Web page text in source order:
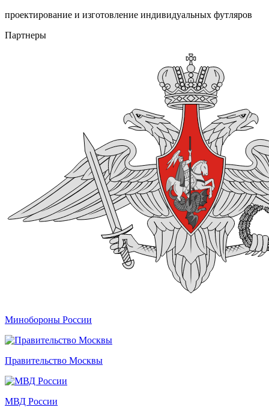
проектирование и изготовление индивидуальных футляров
Партнеры
Минобороны России
Правительство Москвы
МВД России